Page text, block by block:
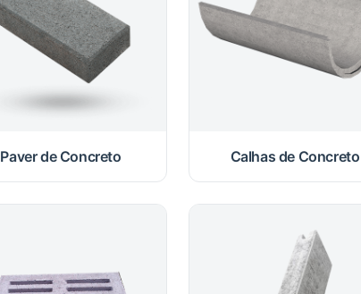
Paver de Concreto Calhas de Concreto